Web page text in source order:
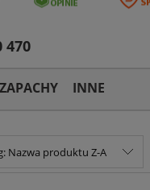
470
ZAPACHY
INNE
Nazwa produktu Z-A